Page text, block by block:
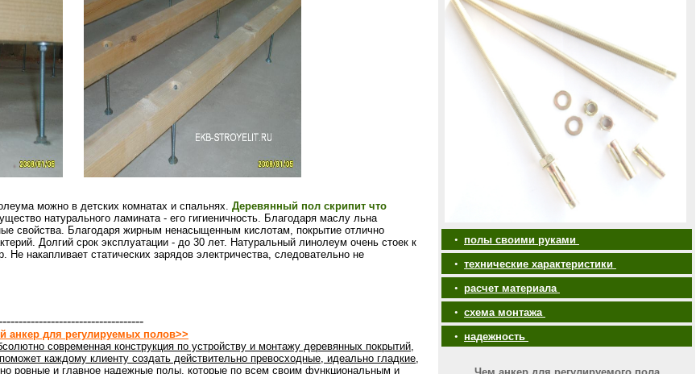
можно в детских комнатах и спальнях. Деревянный пол скрипит что
натурального ламината - его гигиеничность. Благодаря маслу льна
свойства. Благодаря жирным ненасыщенным кислотам, покрытие отлично
Долгий срок эксплуатации - до 30 лет. Натуральный линолеум очень стоек к
Не накапливает статических зарядов электричества, следовательно не
анкер для регулируемых полов>>
современная конструкция по устройству и монтажу деревянных покрытий,
каждому клиенту создать действительно превосходные, идеально гладкие,
ровные и главное надежные полы, которые по всем своим функциональным и
• полы своими руками
• технические характеристики
• расчет материала
• схема монтажа
• надежность